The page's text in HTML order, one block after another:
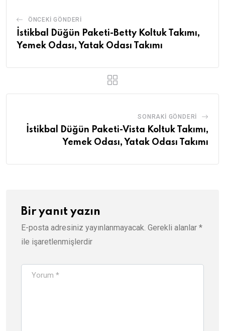
ÖNCEKI GÖNDERI
İstikbal Düğün Paketi-Betty Koltuk Takımı,
Yemek Odası, Yatak Odası Takımı
SONRAKI GÖNDERI
İstikbal Düğün Paketi-Vista Koltuk Takımı,
Yemek Odası, Yatak Odası Takımı
Bir yanıt yazın
E-posta adresiniz yayınlanmayacak. Gerekli alanlar *
ile işaretlenmişlerdir